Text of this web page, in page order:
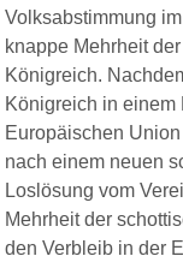
Volksabstimmung
knappe Mehrheit
Königreich.
Königreich in einem
Europäischen
nach einem neuen
Loslösung vom
Mehrheit der
den Verbleib in der